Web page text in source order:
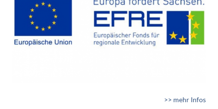
>> mehr Infos